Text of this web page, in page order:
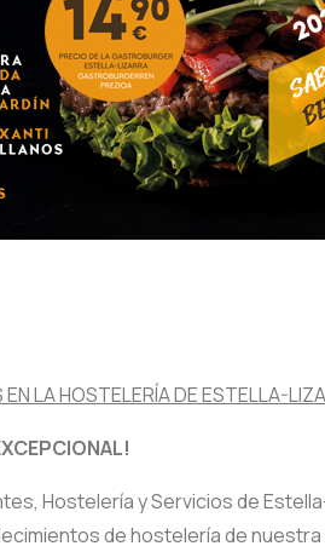
EN LA HOSTELERÍA DE ESTELLA-
Hostelería y Servicios de
de hostelería de nuestra